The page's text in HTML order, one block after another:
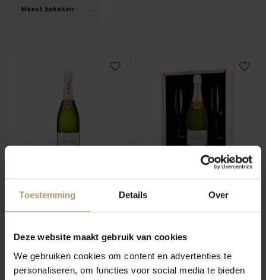
Toestemming Details Over
Deze website maakt gebruik van cookies
We gebruiken cookies om content en advertenties te
personaliseren, om functies voor social media te bieden
Meest bekeken
Reserve
€53,95
Roger Brut
€72,95